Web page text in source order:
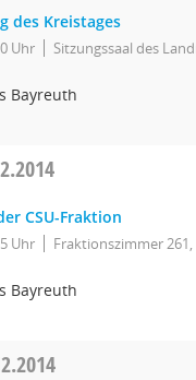
des Kreistages
Uhr Sitzungssaal des
Bayreuth
CSU-Fraktion
Uhr Fraktionszimmer
Bayreuth